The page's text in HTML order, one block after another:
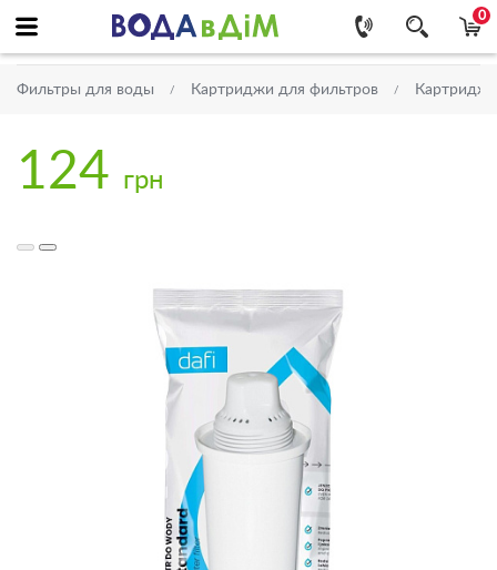
0
Фильтры для воды Картриджи для фильтров
124 грн